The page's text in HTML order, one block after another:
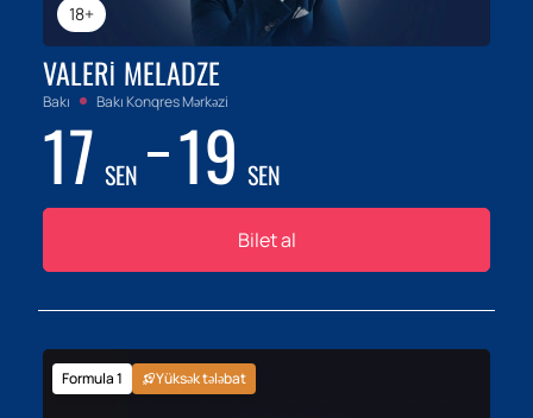
18+
VALERI MELADZE
Bakı Bakı Konqres Mərkəzi
17 SEN 19 SEN
Bilet al
Formula 1 Yüksək tələbat